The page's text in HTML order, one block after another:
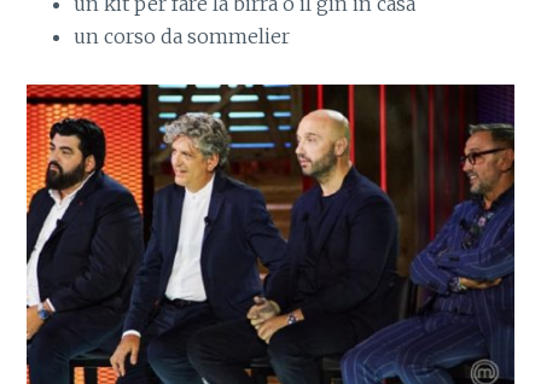
un corso da sommelier